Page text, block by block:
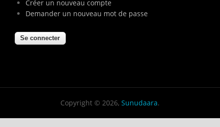
Créer un nouveau compte
Demander un nouveau mot de passe
Copyright © 2026, Sunudaara.